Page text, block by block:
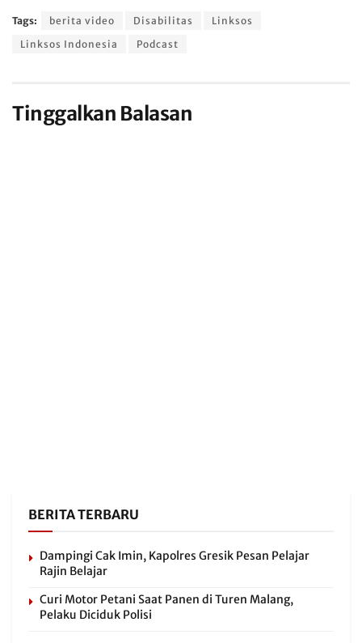
Tags: berita video Disabilitas
Linksos
Linksos Indonesia
Podcast
Tinggalkan Balasan
BERITA TERBARU
Dampingi Cak Imin, Kapolres Gresik Pesan Pelajar
Rajin Belajar
Curi Motor Petani Saat Panen di Turen Malang,
Pelaku Diciduk Polisi